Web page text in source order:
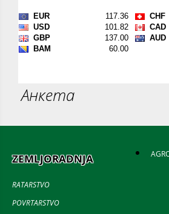
Анкета
ZEMLJORADNJA
RATARSTVO
POVRTARSTVO